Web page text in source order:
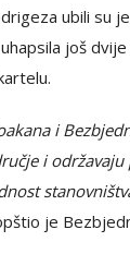
ubili su
još
i
i održavaju
je